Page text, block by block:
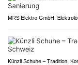
MRS Elektro GmbH:
Künzli Schuhe – Tradition,